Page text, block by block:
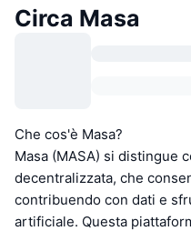
Circa Masa
Che cos'è Masa?
Masa (MASA) si distingue
decentralizzata, che
contribuendo con dati e
artificiale. Questa